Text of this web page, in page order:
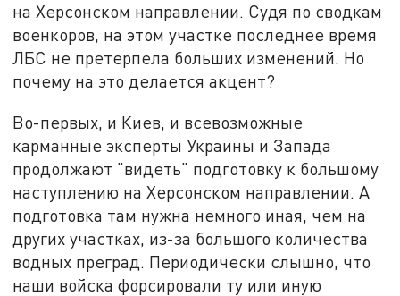
на Херсонском направлении. Судя по сводкам
военкоров, на этом участке последнее время
ЛБС не претерпела больших изменений. Но
почему на это делается акцент?
Во-первых, и Киев, и всевозможные
карманные эксперты Украины и Запада
продолжают "видеть" подготовку к большому
наступлению на Херсонском направлении. А
подготовка там нужна немного иная, чем на
других участках, из-за большого количества
водных преград. Периодически слышно, что
наши войска форсировали ту или иную